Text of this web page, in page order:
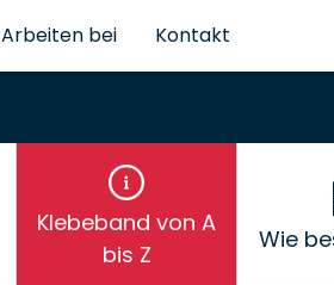
Arbeiten bei Kontakt
Klebeband von A
bis Z
Wie